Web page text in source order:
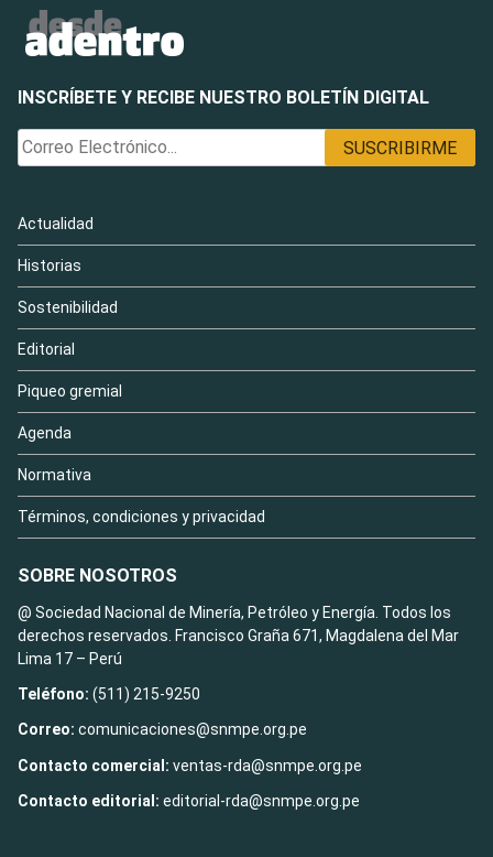
INSCRÍBETE Y RECIBE NUESTRO BOLETÍN DIGITAL
Actualidad
Historias
Sostenibilidad
Editorial
Piqueo gremial
Agenda
Normativa
Términos, condiciones y privacidad
SOBRE NOSOTROS
@ Sociedad Nacional de Minería, Petróleo y Energía. Todos los
derechos reservados. Francisco Graña 671, Magdalena del Mar
Lima 17 – Perú
Teléfono: (511) 215-9250
Correo: comunicaciones@snmpe.org.pe
Contacto comercial: ventas-rda@snmpe.org.pe
Contacto editorial: editorial-rda@snmpe.org.pe